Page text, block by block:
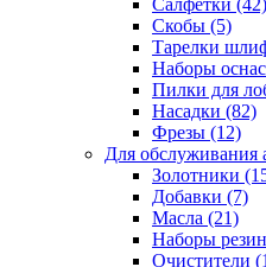
Салфетки (42)
Скобы (5)
Тарелки
Наборы
Пилки для
Насадки (82)
Фрезы (12)
Для обслуживания
Золотники
Добавки (7)
Масла (21)
Наборы
Очистители